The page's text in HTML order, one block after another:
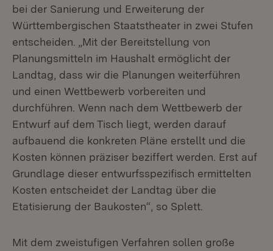
bei der Sanierung und Erweiterung der
Württembergischen Staatstheater in zwei Stufen
entscheiden. „Mit der Bereitstellung von
Planungsmitteln im Haushalt ermöglicht der
Landtag, dass wir die Planungen weiterführen
und einen Wettbewerb vorbereiten und
durchführen. Wenn nach dem Wettbewerb der
Entwurf auf dem Tisch liegt, werden darauf
aufbauend die konkreten Pläne erstellt und die
Kosten können präziser beziffert werden. Erst auf
Grundlage dieser entwurfsspezifisch ermittelten
Kosten entscheidet der Landtag über die
Etatisierung der Baukosten“, so Splett.
Mit dem zweistufigen Verfahren sollen große